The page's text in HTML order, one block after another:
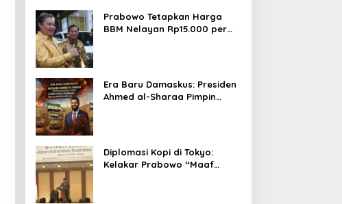
Prabowo Tetapkan Harga
BBM Nelayan Rp15.000 per
Era Baru Damaskus: Presiden
Ahmed al-Sharaa Pimpin
Diplomasi Kopi di Tokyo:
Kelakar Prabowo “Maaf